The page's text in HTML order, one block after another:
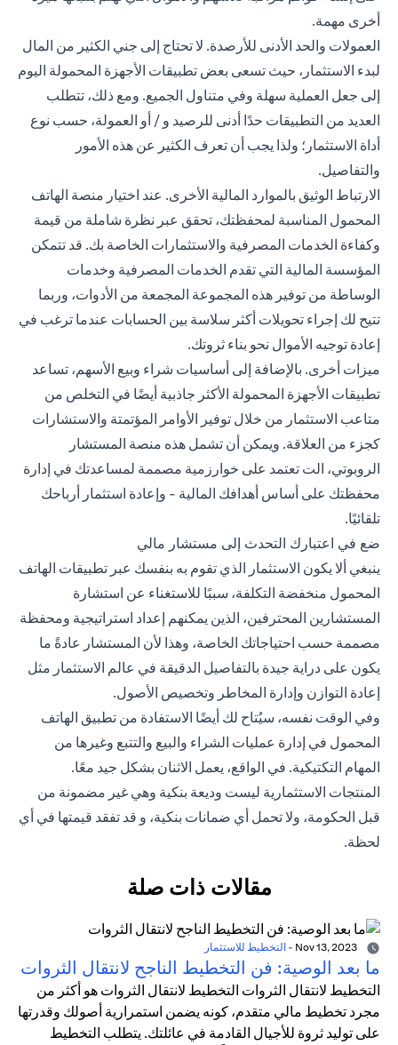
أخرى مهمة.
العمولات والحد الأدنى للأرصدة. لا تحتاج إلى جني الكثير من المال
لبدء الاستثمار، حيث تسعى بعض تطبيقات الأجهزة المحمولة اليوم
إلى جعل العملية سهلة وفي متناول الجميع. ومع ذلك، تتطلب
العديد من التطبيقات حدًا أدنى للرصيد و / أو العمولة، حسب نوع
أداة الاستثمار؛ ولذا يجب أن تعرف الكثير عن هذه الأمور
والتفاصيل.
الارتباط الوثيق بالموارد المالية الأخرى. عند اختيار منصة الهاتف
المحمول المناسبة لمحفظتك، تحقق عبر نظرة شاملة من قيمة
وكفاءة الخدمات المصرفية والاستثمارات الخاصة بك. قد تتمكن
المؤسسة المالية التي تقدم الخدمات المصرفية وخدمات
الوساطة من توفير هذه المجموعة المجمعة من الأدوات، وربما
تتيح لك إجراء تحويلات أكثر سلاسة بين الحسابات عندما ترغب في
إعادة توجيه الأموال نحو بناء ثروتك.
ميزات أخرى. بالإضافة إلى أساسيات شراء وبيع الأسهم، تساعد
تطبيقات الأجهزة المحمولة الأكثر جاذبية أيضًا في التخلص من
متاعب الاستثمار من خلال توفير الأوامر المؤتمتة والاستشارات
كجزء من العلاقة. ويمكن أن تشمل هذه منصة المستشار
الروبوتي، الت تعتمد على خوارزمية مصممة لمساعدتك في إدارة
محفظتك على أساس أهدافك المالية - وإعادة استثمار أرباحك
تلقائيًا.
ضع في اعتبارك التحدث إلى مستشار مالي
ينبغي ألا يكون الاستثمار الذي تقوم به بنفسك عبر تطبيقات الهاتف
المحمول منخفضة التكلفة، سببًا للاستغناء عن استشارة
المستشارين المحترفين، الذين يمكنهم إعداد استراتيجية ومحفظة
مصممة حسب احتياجاتك الخاصة، وهذا لأن المستشار عادةً ما
يكون على دراية جيدة بالتفاصيل الدقيقة في عالم الاستثمار مثل
إعادة التوازن وإدارة المخاطر وتخصيص الأصول.
وفي الوقت نفسه، سيُتاح لك أيضًا الاستفادة من تطبيق الهاتف
المحمول في إدارة عمليات الشراء والبيع والتتبع وغيرها من
المهام التكتيكية. في الواقع، يعمل الاثنان بشكل جيد معًا.
المنتجات الاستثمارية ليست وديعة بنكية وهي غير مضمونة من
قبل الحكومة، ولا تحمل أي ضمانات بنكية، و قد تفقد قيمتها في أي
لحظة.
مقالات ذات صلة
- التخطيط للاستثمار
ما بعد الوصية: فن التخطيط الناجح لانتقال الثروات
التخطيط لانتقال الثروات التخطيط لانتقال الثروات هو أكثر من
مجرد تخطيط مالي متقدم، كونه يضمن استمرارية أصولك وقدرتها
على توليد ثروة للأجيال القادمة في عائلتك. يتطلب التخطيط